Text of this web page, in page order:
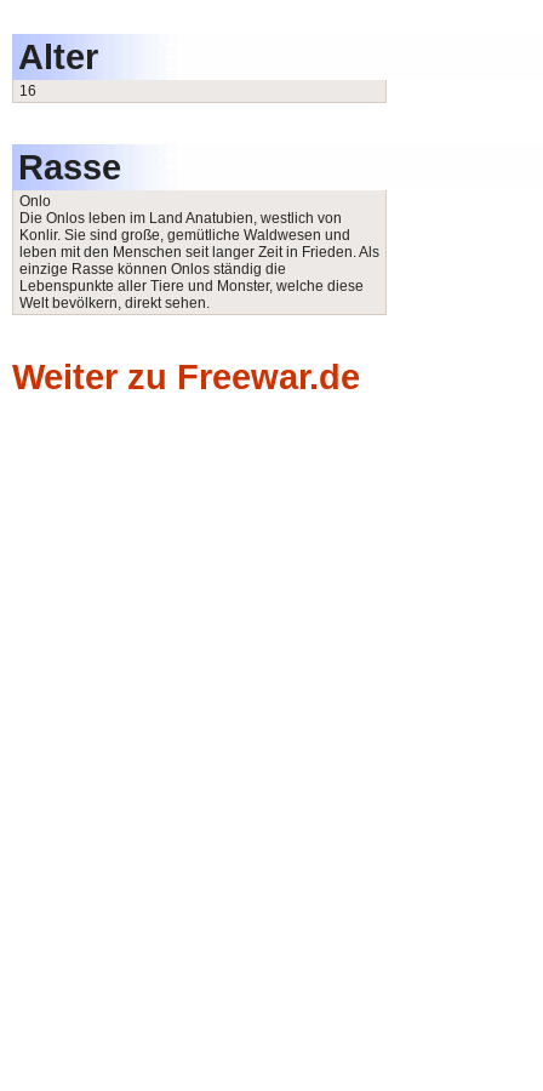
Alter
16
Rasse
Onlo
Die Onlos leben im Land Anatubien, westlich von
Konlir. Sie sind große, gemütliche Waldwesen und
leben mit den Menschen seit langer Zeit in Frieden. Als
einzige Rasse können Onlos ständig die
Lebenspunkte aller Tiere und Monster, welche diese
Welt bevölkern, direkt sehen.
Weiter zu Freewar.de